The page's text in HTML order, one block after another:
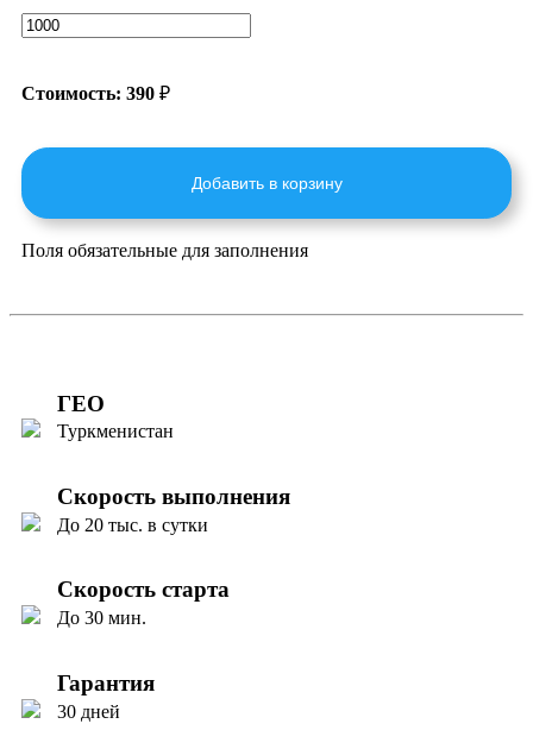
Стоимость: 390 ₽
Добавить в корзину
Поля обязательные для заполнения
ГЕО
Туркменистан
Скорость выполнения
До 20 тыс. в сутки
Скорость старта
До 30 мин.
Гарантия
30 дней